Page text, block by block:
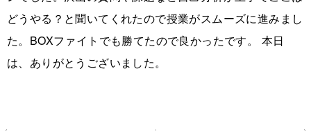
どうやる？と聞いてくれたので授業がスムーズに進みまし
た。BOXファイトでも勝てたので良かったです。 本日
は、ありがとうございました。